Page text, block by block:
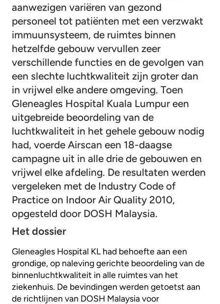
aanwezigen variëren van gezond
personeel tot patiënten met een verzwakt
immuunsysteem, de ruimtes binnen
hetzelfde gebouw vervullen zeer
verschillende functies en de gevolgen van
een slechte luchtkwaliteit zijn groter dan
in vrijwel elke andere omgeving. Toen
Gleneagles Hospital Kuala Lumpur een
uitgebreide beoordeling van de
luchtkwaliteit in het gehele gebouw nodig
had, voerde Airscan een 18-daagse
campagne uit in alle drie de gebouwen en
vrijwel elke afdeling. De resultaten werden
vergeleken met de Industry Code of
Practice on Indoor Air Quality 2010,
opgesteld door DOSH Malaysia.
Het dossier
Gleneagles Hospital KL had behoefte aan een
grondige, op naleving gerichte beoordeling van de
binnenluchtkwaliteit in alle ruimtes van het
ziekenhuis. De bevindingen werden getoetst aan
de richtlijnen van DOSH Malaysia voor